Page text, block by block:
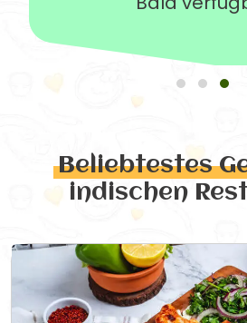
Beliebtestes
indischen